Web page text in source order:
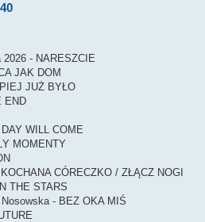
- NARESZCIE
JAK DOM
JUŻ BYŁO
END
WILL COME
MOMENTY
CÓRECZKO / ZŁĄCZ NOGI
THE STARS
- BEZ OKA MIŚ